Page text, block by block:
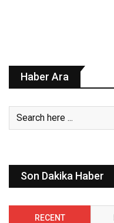
Haber Ara
Son Dakika Haber
RECENT